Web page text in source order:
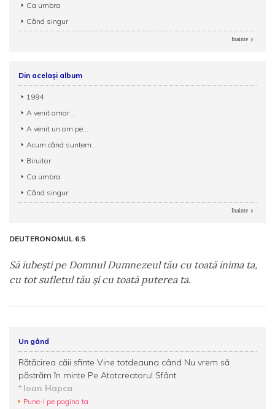
Ca umbra
Când singur
Inainte
Din același album
1994
A venit amar...
A venit un om pe...
Acum când suntem...
Biruitor
Ca umbra
Când singur
Inainte
DEUTERONOMUL 6:5
Să iubeşti pe Domnul Dumnezeul tău cu toată inima ta,
cu tot sufletul tău şi cu toată puterea ta.
Un gând
Rătăcirea căii sfinte Vine totdeauna când Nu vrem să
păstrăm în minte Pe Atotcreatorul Sfânt.
Ioan Hapca
Pune-l pe pagina ta